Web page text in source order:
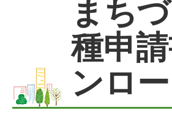
まち
種申
ンロ